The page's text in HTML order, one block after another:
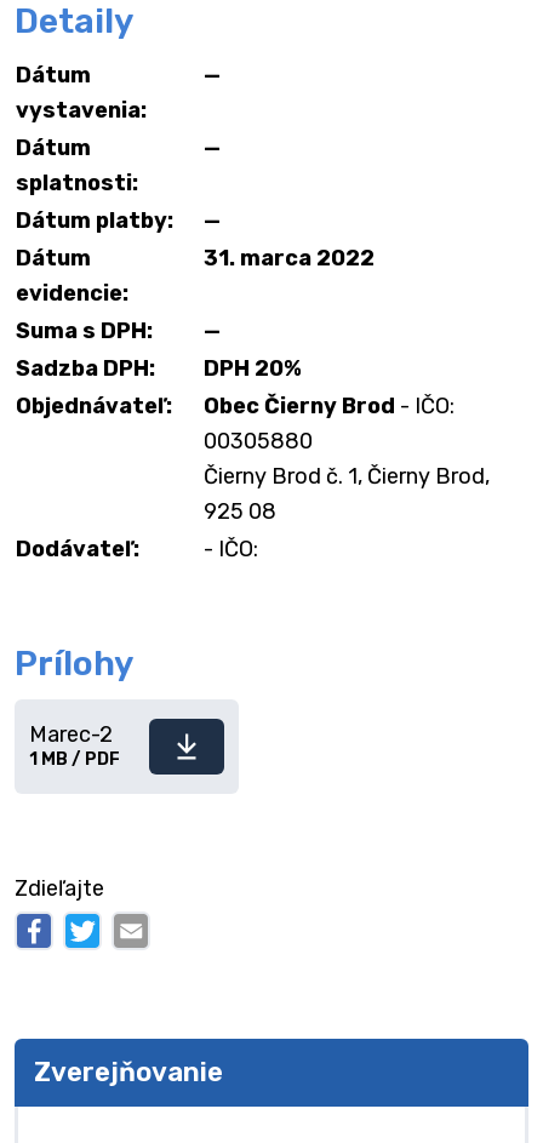
Detaily
Dátum
vystavenia:
—
Dátum
splatnosti:
—
Dátum platby:
—
Dátum
evidencie:
31. marca 2022
Suma s DPH:
—
Sadzba DPH:
DPH 20%
Objednávateľ:
Obec Čierny Brod - IČO:
00305880
Čierny Brod č. 1, Čierny Brod,
925 08
Dodávateľ:
- IČO:
Prílohy
Stiahnuť
Marec-2
1 MB / PDF
Zdieľajte
Zverejňovanie